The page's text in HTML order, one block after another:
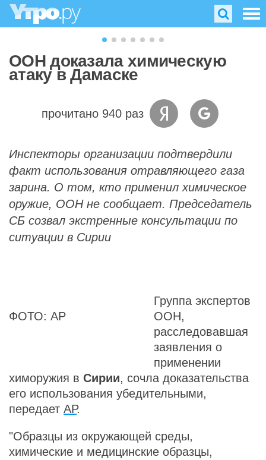
ООН доказала химическую
атаку в Дамаске
прочитано 940 раз
Инспекторы организации подтвердили
факт использования отравляющего газа
зарина. О том, кто применил химическое
оружие, ООН не сообщает. Председатель
СБ созвал экстренные консультации по
ситуации в Сирии
ФОТО: АР
Группа экспертов
ООН,
расследовавшая
заявления о
применении
химоружия в Сирии, сочла доказательства
его использования убедительными,
передает АР.
"Образцы из окружающей среды,
химические и медицинские образцы,